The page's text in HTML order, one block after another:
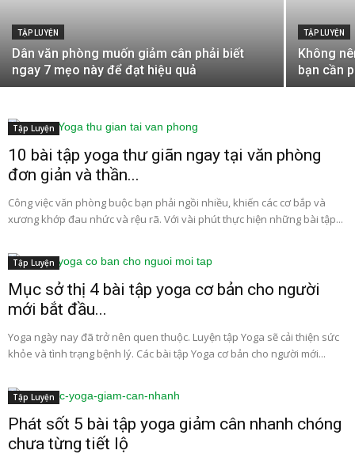
TẬP LUYỆN
Dân văn phòng muốn giảm cân phải biết
ngay 7 mẹo này để đạt hiệu quả
TẬP LUYỆN
Không
bạn cần
Tập Luyện
10 bài tập yoga thư giãn ngay tại văn phòng
đơn giản và thần...
Công việc văn phòng buộc bạn phải ngồi nhiều, khiến các cơ bắp và
xương khớp đau nhức và rệu rã. Với vài phút thực hiện những bài tập...
Tập Luyện
Mục sở thị 4 bài tập yoga cơ bản cho người
mới bắt đầu...
Yoga ngày nay đã trở nên quen thuộc. Luyện tập Yoga sẽ cải thiện sức
khỏe và tình trạng bệnh lý. Các bài tập Yoga cơ bản cho người mới...
Tập Luyện
Phát sốt 5 bài tập yoga giảm cân nhanh chóng
chưa từng tiết lộ